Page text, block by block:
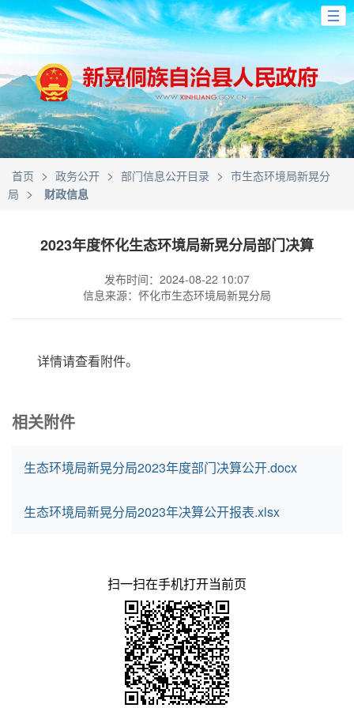
首页 > 政务公开 > 部门信息公开目录 > 市生态环境局新晃分
局 > 财政信息
2023年度怀化生态环境局新晃分局部门决算
发布时间：2024-08-22 10:07
信息来源：怀化市生态环境局新晃分局
详情请查看附件。
相关附件
生态环境局新晃分局2023年度部门决算公开.docx
生态环境局新晃分局2023年决算公开报表.xlsx
扫一扫在手机打开当前页